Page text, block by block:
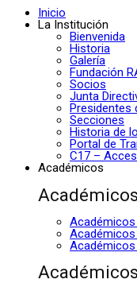
Inicio
La Institución
Bienvenida
Historia
Galería
Fundación
Socios
Junta
Presidentes
Secciones
Historia de
Portal de
C17 –
Académicos